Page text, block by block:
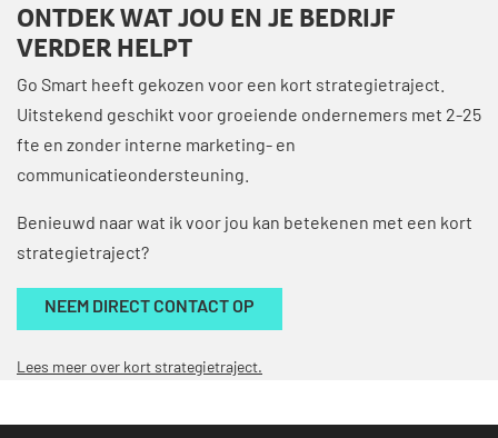
ONTDEK WAT JOU EN JE BEDRIJF
VERDER HELPT
Go Smart heeft gekozen voor een kort strategietraject.
Uitstekend geschikt voor groeiende ondernemers met 2-25
fte en zonder interne marketing- en
communicatieondersteuning.
Benieuwd naar wat ik voor jou kan betekenen met een kort
strategietraject?
NEEM DIRECT CONTACT OP
Lees meer over kort strategietraject.